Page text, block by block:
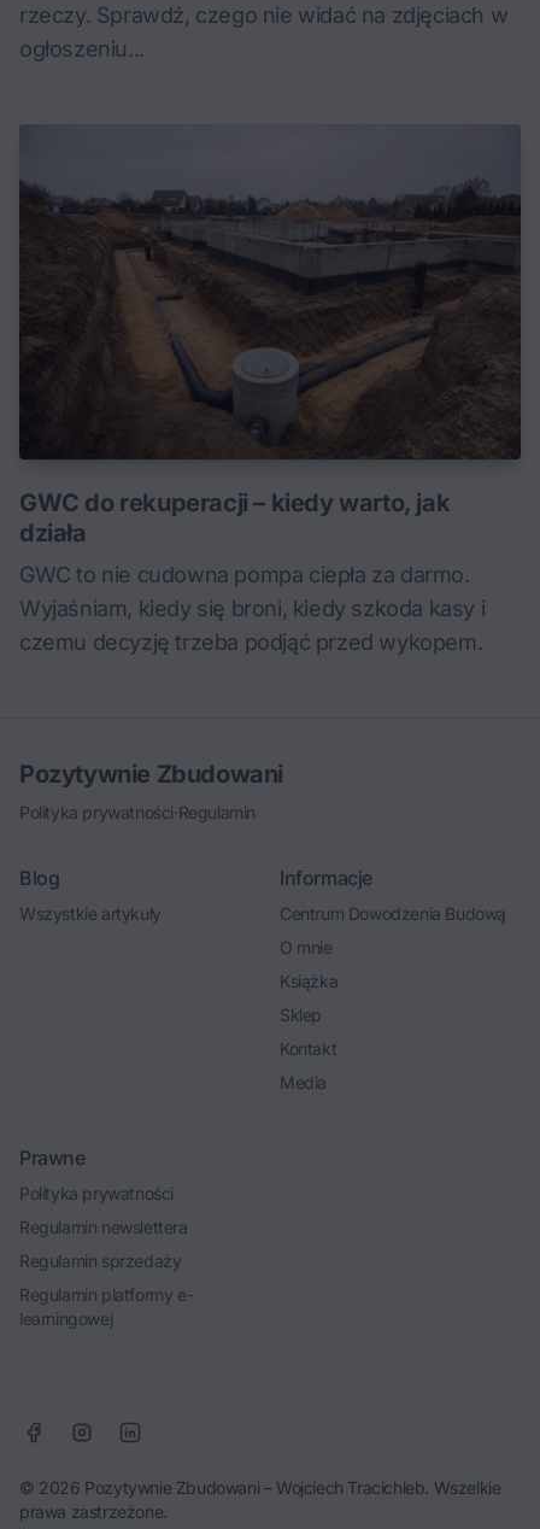
rzeczy. Sprawdź, czego nie widać na zdjęciach w
ogłoszeniu...
GWC do rekuperacji – kiedy warto, jak
działa
GWC to nie cudowna pompa ciepła za darmo.
Wyjaśniam, kiedy się broni, kiedy szkoda kasy i
czemu decyzję trzeba podjąć przed wykopem.
Pozytywnie Zbudowani
Polityka prywatności·Regulamin
Blog
Wszystkie artykuły
Informacje
Centrum Dowodzenia Budową
O mnie
Książka
Sklep
Kontakt
Media
Prawne
Polityka prywatności
Regulamin newslettera
Regulamin sprzedaży
Regulamin platformy e-
learningowej
© 2026 Pozytywnie Zbudowani – Wojciech Tracichleb. Wszelkie
prawa zastrzeżone.